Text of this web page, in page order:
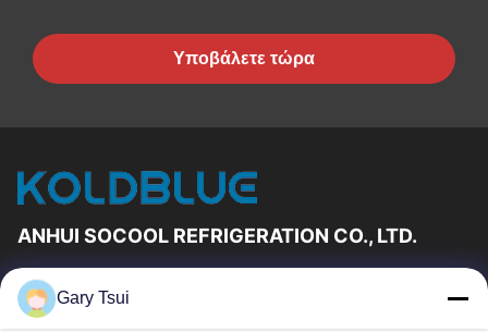
Υποβάλετε τώρα
ANHUI SOCOOL REFRIGERATION CO., LTD.
Γρήγορες Συνδέσεις
Σπίτι
Gary Tsui